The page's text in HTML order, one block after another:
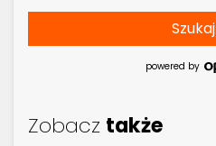
Szukaj
powered by
Zobacz także